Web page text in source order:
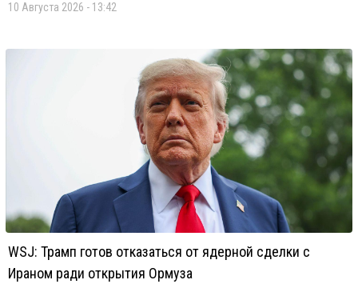
10 Августа 2026 - 13:42
WSJ: Трамп готов отказаться от ядерной сделки с
Ираном ради открытия Ормуза